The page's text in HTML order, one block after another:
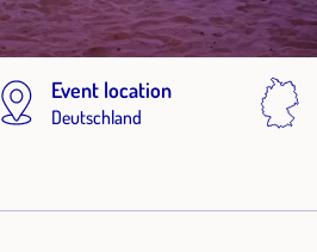
Event location
Deutschland